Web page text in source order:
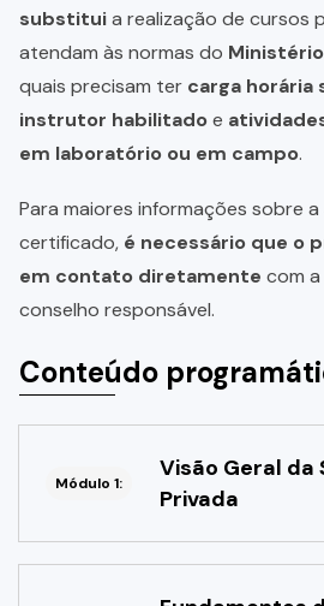
substituia realização de cursos
atendam às normas do
quais precisam ter carga horária
instrutor habilitadoe
em laboratório ou em campo.
Para maiores informações sobre
certificado, é necessário que o
em contato diretamente com
conselho responsável.
Conteúdo
Módulo 1:
Visão Geral da
Privada